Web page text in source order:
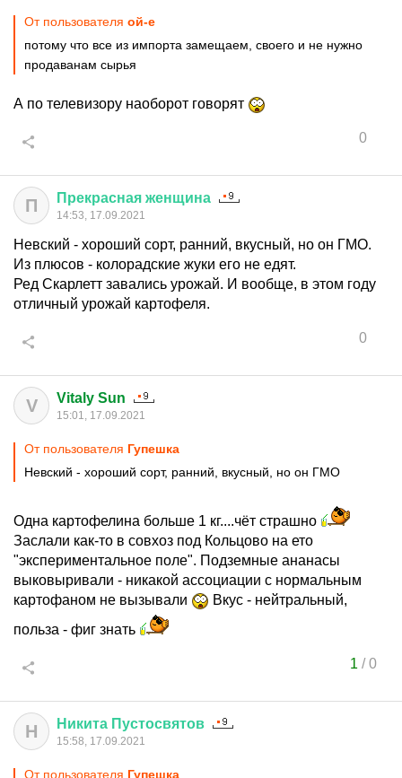
От пользователя ой-е
потому что все из импорта замещаем, своего и не нужно
продаванам сырья
А по телевизору наоборот говорят
0
П Прекрасная женщина
14:53, 17.09.2021
Невский - хороший сорт, ранний, вкусный, но он ГМО.
Из плюсов - колорадские жуки его не едят.
Ред Скарлетт завались урожай. И вообще, в этом году
отличный урожай картофеля.
0
V Vitaly Sun
15:01, 17.09.2021
От пользователя Гупешка
Невский - хороший сорт, ранний, вкусный, но он ГМО
Одна картофелина больше 1 кг....чёт страшно
Заслали как-то в совхоз под Кольцово на ето
"экспериментальное поле". Подземные ананасы
выковыривали - никакой ассоциации с нормальным
картофаном не вызывали
Вкус - нейтральный,
польза - фиг знать
1 /0
Н Никита Пустосвятов
15:58, 17.09.2021
От пользователя Гупешка